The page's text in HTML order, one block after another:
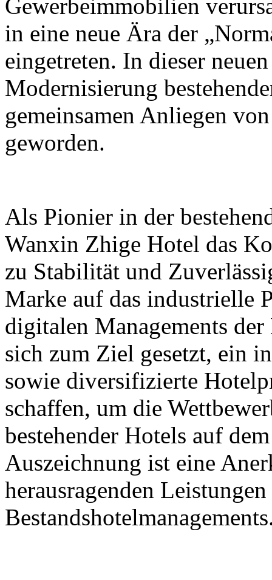
Gewerbeimmobilien
in eine neue Ära der
eingetreten. In dieser
Modernisierung
gemeinsamen Anliegen
geworden.
Als Pionier in der
Wanxin Zhige Hotel das
zu Stabilität und
Marke auf das industrielle
digitalen Managements
sich zum Ziel gesetzt, ein
sowie diversifizierte
schaffen, um die
bestehender Hotels auf
Auszeichnung ist eine
herausragenden